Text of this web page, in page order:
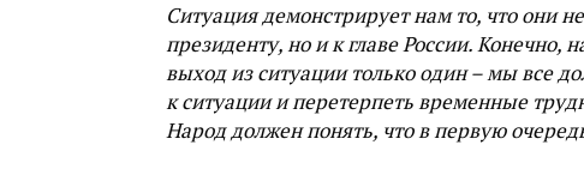
Ситуация демонстрирует нам то, что они
президенту, но и к главе России.
выход из ситуации только один – мы все
к ситуации и перетерпеть временные
Народ должен понять, что в первую